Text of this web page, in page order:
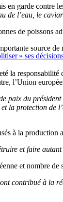
en garde contre
de l’eau, le
de poissons
» ses
source
la
l’Union
paix du
la protection de
à la production
et faire
et nombre
contribué à la